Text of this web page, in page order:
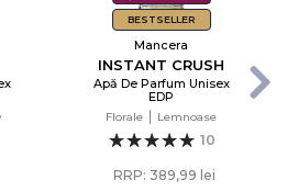
BESTSELLER
Mancera
INSTANT CRUSH
Apă De Parfum Unisex
EDP
Florale Lemnoase
10
RRP: 389,99 lei